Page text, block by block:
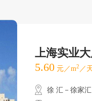
上海实业
5.60 元／m2 ／
徐 汇－徐家汇